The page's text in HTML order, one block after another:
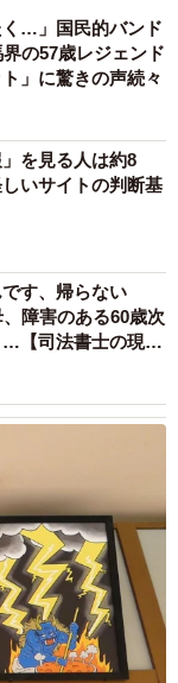
く…」国民的バンド
の57歳レジェンド
」に驚きの声続々
を見る人は約8
いサイトの判断基
です、帰らない
障害のある60歳次
…【司法書士の現場